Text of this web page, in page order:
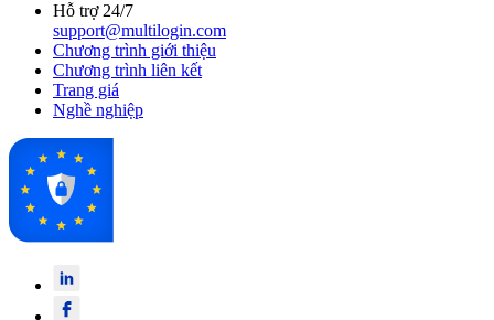
Hỗ trợ 24/7
support@multilogin.com
Chương trình giới thiệu
Chương trình liên kết
Trang giá
Nghề nghiệp